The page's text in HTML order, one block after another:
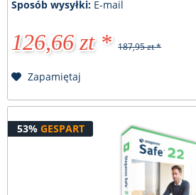
Sposób wysyłki: E-mail
126,66 zt * 187,95 zt *
Zapamiętaj
53% GESPART